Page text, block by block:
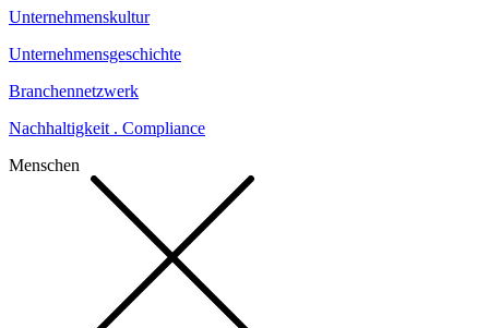
Unternehmenskultur
Unternehmensgeschichte
Branchennetzwerk
Nachhaltigkeit . Compliance
Menschen